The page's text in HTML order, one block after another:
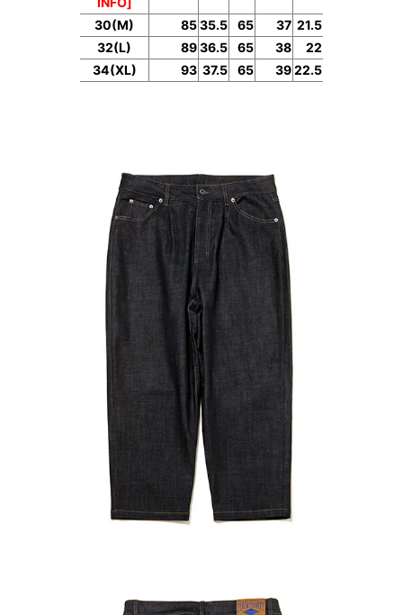
30(M)
8535.5 65 37 21.5
32(L)
8936.5 65 38
22
34(XL)
93 37.5 65 3922.5